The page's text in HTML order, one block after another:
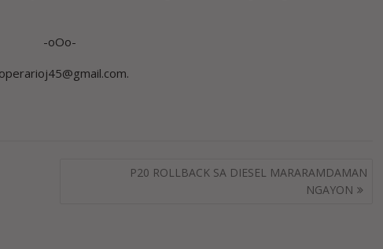
-oOo-
P20 ROLLBACK SA DIESEL MARARAMDAMAN
NGAYON